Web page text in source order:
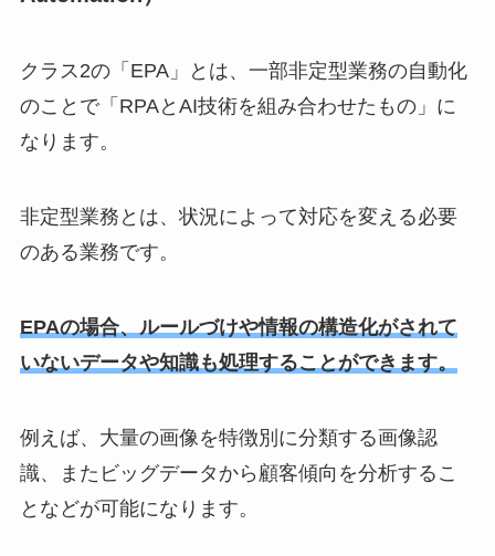
クラス2の「EPA」とは、一部非定型業務の自動化
のことで「RPAとAI技術を組み合わせたもの」に
なります。
非定型業務とは、状況によって対応を変える必要
のある業務です。
EPAの場合、ルールづけや情報の構造化がされて
いないデータや知識も処理することができます。
例えば、大量の画像を特徴別に分類する画像認
識、またビッグデータから顧客傾向を分析するこ
となどが可能になります。